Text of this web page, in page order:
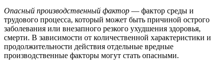
Опасный производственный фактор — фактор среды и
трудового процесса, который может быть причиной острого
заболевания или внезапного резкого ухудшения здоровья,
смерти. В зависимости от количественной характеристики и
продолжительности действия отдельные вредные
производственные факторы могут стать опасными.